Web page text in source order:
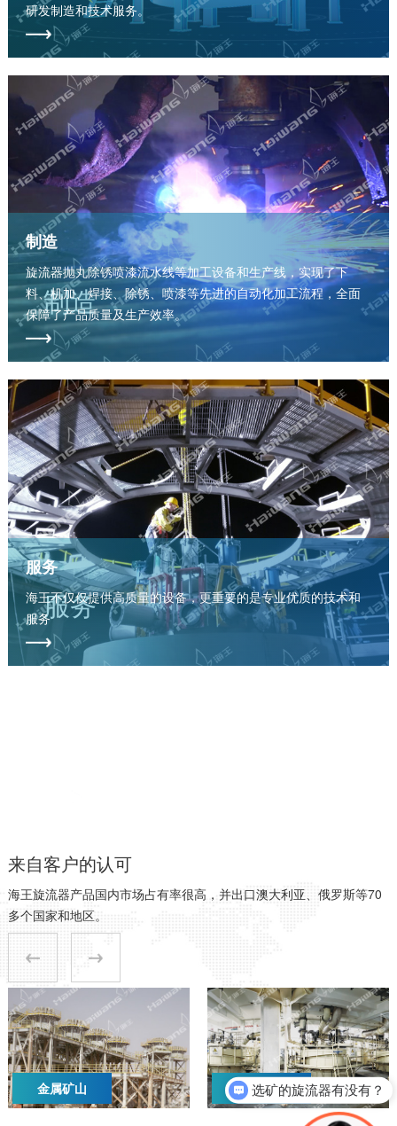
研发制造和技术服务。
制造
制造
旋流器抛丸除锈喷漆流水线等加工设备和生产线，实现了下
料、机加、焊接、除锈、喷漆等先进的自动化加工流程，全面
保障了产品质量及生产效率。
服务
服务
海王不仅仅提供高质量的设备，更重要的是专业优质的技术和
服务
来自客户的认可
海王旋流器产品国内市场占有率很高，并出口澳大利亚、俄罗斯等70
多个国家和地区。
金属矿山 煤炭矿山
选矿的旋流器有没有？